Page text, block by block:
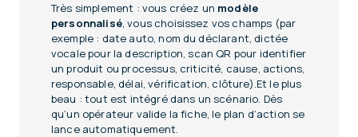
Très simplement : vous créez un modèle
personnalisé, vous choisissez vos champs (par
exemple : date auto, nom du déclarant, dictée
vocale pour la description, scan QR pour identifier
un produit ou processus, criticité, cause, actions,
responsable, délai, vérification, clôture).Et le plus
beau : tout est intégré dans un scénario. Dès
qu’un opérateur valide la fiche, le plan d’action se
lance automatiquement.